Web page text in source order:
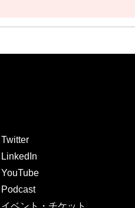
Twitter
LinkedIn
YouTube
Podcast